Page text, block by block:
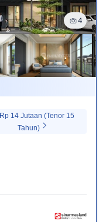
4
Rp 14 Jutaan (Tenor 15
Tahun)